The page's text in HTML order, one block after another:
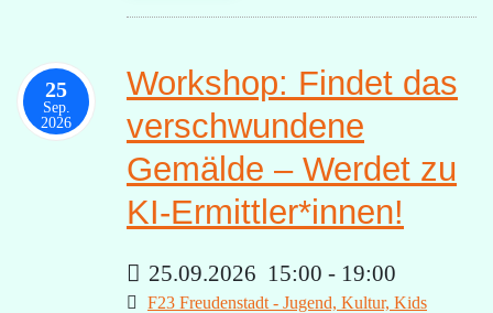
25
Sep.
2026
Workshop: Findet das
verschwundene
Gemälde – Werdet zu
KI-Ermittler*innen!
25.09.2026 15:00 - 19:00
F23 Freudenstadt - Jugend, Kultur, Kids